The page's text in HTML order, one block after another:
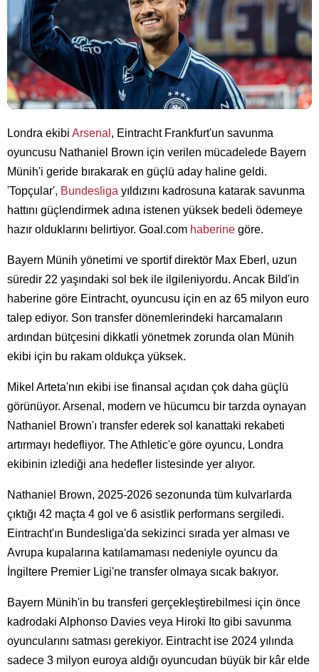
Londra ekibi Arsenal , Eintracht Frankfurt'un savunma
oyuncusu Nathaniel Brown için verilen mücadelede Bayern
Münih'i geride bırakarak en güçlü aday haline geldi.
'Topçular', Bundesliga yıldızını kadrosuna katarak savunma
hattını güçlendirmek adına istenen yüksek bedeli ödemeye
hazır olduklarını belirtiyor. Goal.com haberine göre.
Bayern Münih yönetimi ve sportif direktör Max Eberl, uzun
süredir 22 yaşındaki sol bek ile ilgileniyordu. Ancak Bild'in
haberine göre Eintracht, oyuncusu için en az 65 milyon euro
talep ediyor. Son transfer dönemlerindeki harcamaların
ardından bütçesini dikkatli yönetmek zorunda olan Münih
ekibi için bu rakam oldukça yüksek.
Mikel Arteta'nın ekibi ise finansal açıdan çok daha güçlü
görünüyor. Arsenal, modern ve hücumcu bir tarzda oynayan
Nathaniel Brown'ı transfer ederek sol kanattaki rekabeti
artırmayı hedefliyor. The Athletic'e göre oyuncu, Londra
ekibinin izlediği ana hedefler listesinde yer alıyor.
Nathaniel Brown, 2025-2026 sezonunda tüm kulvarlarda
çıktığı 42 maçta 4 gol ve 6 asistlik performans sergiledi.
Eintracht'ın Bundesliga'da sekizinci sırada yer alması ve
Avrupa kupalarına katılamaması nedeniyle oyuncu da
İngiltere Premier Ligi'ne transfer olmaya sıcak bakıyor.
Bayern Münih'in bu transferi gerçekleştirebilmesi için önce
kadrodaki Alphonso Davies veya Hiroki Ito gibi savunma
oyuncularını satması gerekiyor. Eintracht ise 2024 yılında
sadece 3 milyon euroya aldığı oyuncudan büyük bir kâr elde